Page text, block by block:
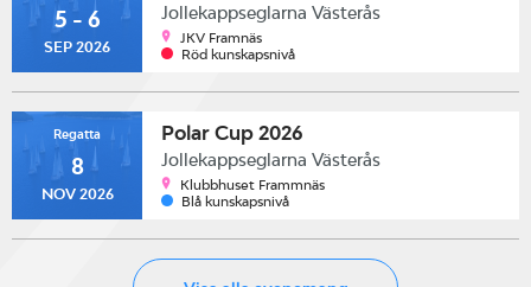
5 - 6
SEP 2026
Jollekappseglarna Västerås
JKV Framnäs
Röd kunskapsnivå
Regatta
8
NOV 2026
Polar Cup 2026
Jollekappseglarna Västerås
Klubbhuset Frammnäs
Blå kunskapsnivå